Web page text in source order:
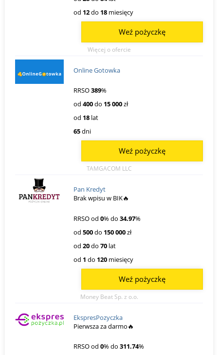
od 12do 18 miesięcy
Więcej o ofercie
Weź pożyczkę
Online Gotowka
RRSO389%
od 400do 15 000zł
od 18 lat
65dni
TAMGACOM LLC
Weź pożyczkę
Pan Kredyt
Brak wpisu w BIK🔥
RRSO od 0% do 34.97%
od 500do 150 000zł
od 20do 70 lat
od 1 do 120 miesięcy
Money Beat Sp. z o.o.
Weź pożyczkę
EkspresPozyczka
Pierwsza za darmo🔥
RRSO od 0% do 311.74%